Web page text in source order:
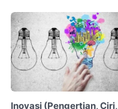
Inovasi (Pengertian, Ciri,